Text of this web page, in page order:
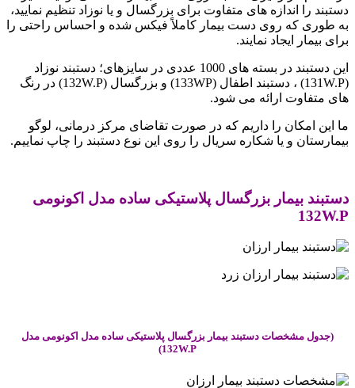
دستبند را اندازه های متفاوت برای بزرگسال و یا نوزاد تنظیم نمایید،
به طوری که روی دست بیمار کاملاً فیکس شده و احساس راحتی را
برای بیمار ایجاد نمایند.
این دستبند در بسته های 1000 عددی در سایزهای؛ دستبند نوزاد
(131W.P) ، دستبند اطفال (133WP) و بزرگسال (132W.P) در رنگ
های متفاوت ارائه می شود.
ما این امکان را داریم که در صورت تقاضای مرکز درمانی، لوگو
بیمارستان و یا شکاره سریال را روی این نوع دستبند را چاپ نماییم.
دستبند بیمار بزرگسال پلاستیکی ساده مدل اکونومی
132W.P
(جدول مشخصات دستبند بیمار بزرگسال پلاستیکی ساده مدل اکونومی مدل
132W.P)